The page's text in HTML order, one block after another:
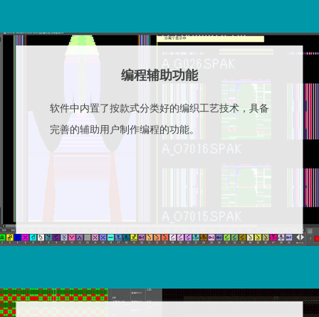
编程辅助功能
软件中内置了按款式分类好的编织工艺技术，具备
完善的辅助用户制作编程的功能。